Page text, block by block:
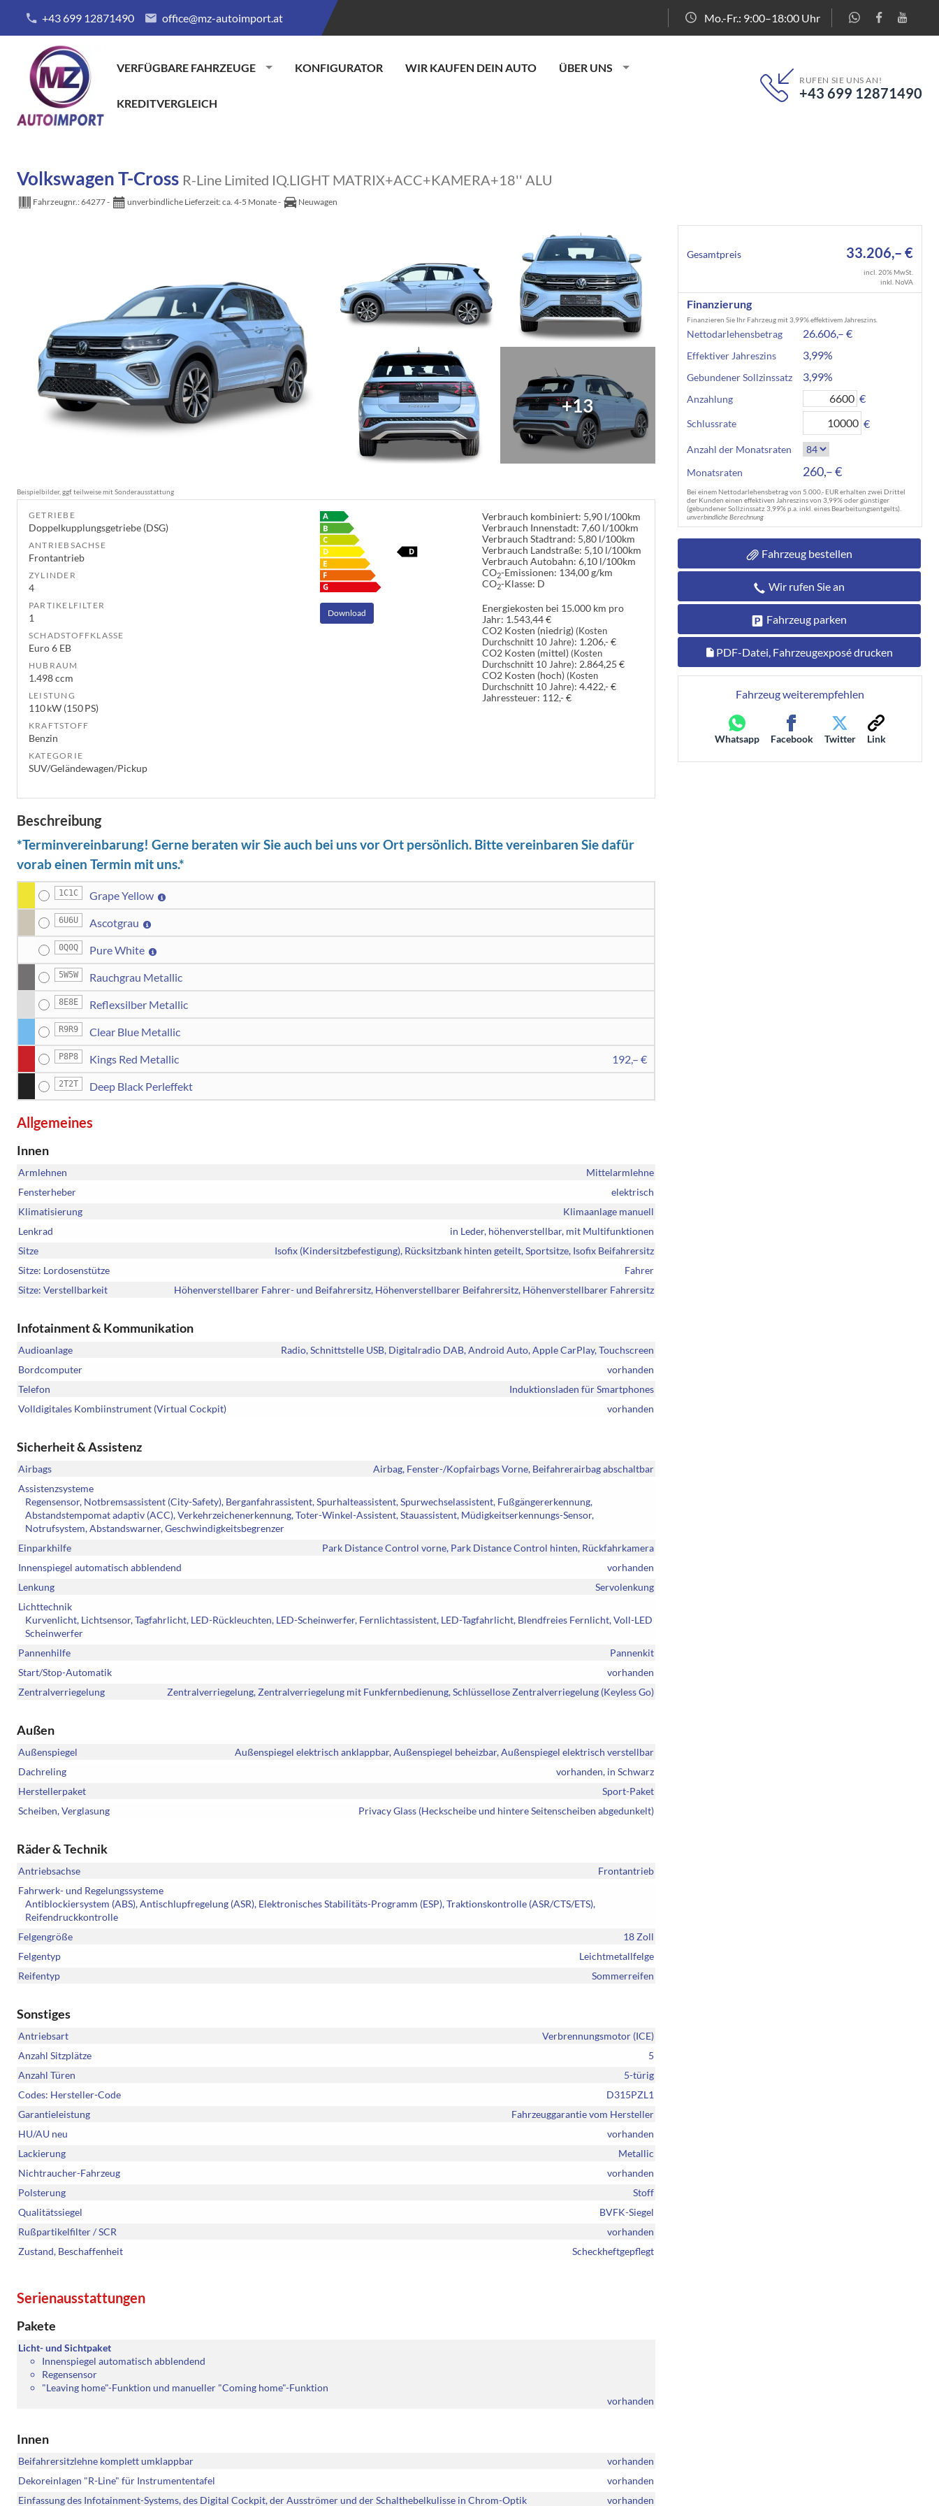
+43 699 12871490 office@mz-autoimport.at Mo.-Fr.: 9:00–18:00 Uhr
VERFÜGBARE FAHRZEUGE KONFIGURATOR WIR KAUFEN DEIN AUTO ÜBER UNS
KREDITVERGLEICH
RUFEN SIE UNS AN!
+43 699 12871490
Volkswagen T-Cross R-Line Limited IQ.LIGHT MATRIX+ACC+KAMERA+18'' ALU
Fahrzeugnr.:64277 unverbindliche Lieferzeit: ca. 4-5 Monate Neuwagen
Gesamtpreis 33.206,– €
incl. 20% MwSt.
inkl. NoVA
Finanzierung
Finanzieren Sie Ihr Fahrzeug mit 3,99% effektivem Jahreszins.
Nettodarlehensbetrag 26.606,– €
Effektiver Jahreszins 3,99%
Gebundener Sollzinssatz 3,99%
Anzahlung €
Schlussrate €
Anzahl der Monatsraten
Monatsraten
260,– €
Bei einem Nettodarlehensbetrag von 5.000,- EUR erhalten zwei Drittel
der Kunden einen effektiven Jahreszins von 3,99% oder günstiger
(gebundener Sollzinssatz 3,99% p.a. inkl. eines Bearbeitungsentgelts).
unverbindliche Berechnung
Fahrzeug bestellen
Wir rufen Sie an
Fahrzeug parken
PDF-Datei, Fahrzeugexposé drucken
Fahrzeug weiterempfehlen
Whatsapp Facebook Twitter Link
+13
Beispielbilder, ggf. teilweise mit Sonderausstattung
GETRIEBE
Doppelkupplungsgetriebe (DSG)
ANTRIEBSACHSE
Frontantrieb
ZYLINDER
4
PARTIKELFILTER
1
SCHADSTOFFKLASSE
Euro 6 EB
HUBRAUM
1.498 ccm
LEISTUNG
110 kW (150 PS)
KRAFTSTOFF
Benzin
KATEGORIE
SUV/Geländewagen/Pickup
Verbrauch kombiniert: 5,90 l/100km
Verbrauch Innenstadt: 7,60 l/100km
Verbrauch Stadtrand: 5,80 l/100km
Verbrauch Landstraße: 5,10 l/100km
Verbrauch Autobahn: 6,10 l/100km
CO2-Emissionen: 134,00 g/km
CO2-Klasse: D
Download
Energiekosten bei 15.000 km pro
Jahr: 1.543,44 €
CO2 Kosten (niedrig) (Kosten
Durchschnitt 10 Jahre): 1.206,- €
CO2 Kosten (mittel) (Kosten
Durchschnitt 10 Jahre): 2.864,25 €
CO2 Kosten (hoch) (Kosten
Durchschnitt 10 Jahre): 4.422,- €
Jahressteuer: 112,- €
Beschreibung
*Terminvereinbarung! Gerne beraten wir Sie auch bei uns vor Ort persönlich. Bitte vereinbaren Sie dafür
vorab einen Termin mit uns.*
1C1C Grape Yellow
6U6U Ascotgrau
0Q0Q Pure White
5W5W Rauchgrau Metallic
8E8E Reflexsilber Metallic
R9R9 Clear Blue Metallic
P8P8 Kings Red Metallic 192,– €
2T2T Deep Black Perleffekt
Allgemeines
Innen
Armlehnen
Mittelarmlehne
Fensterheber
elektrisch
Klimatisierung
Klimaanlage manuell
Lenkrad
in Leder, höhenverstellbar, mit Multifunktionen
Sitze
Isofix (Kindersitzbefestigung), Rücksitzbank hinten geteilt, Sportsitze, Isofix Beifahrersitz
Sitze: Lordosenstütze
Fahrer
Sitze: Verstellbarkeit
Höhenverstellbarer Fahrer- und Beifahrersitz, Höhenverstellbarer Beifahrersitz, Höhenverstellbarer Fahrersitz
Infotainment & Kommunikation
Audioanlage
Radio, Schnittstelle USB, Digitalradio DAB, Android Auto, Apple CarPlay, Touchscreen
Bordcomputer
vorhanden
Telefon
Induktionsladen für Smartphones
Volldigitales Kombiinstrument (Virtual Cockpit)
vorhanden
Sicherheit & Assistenz
Airbags
Airbag, Fenster-/Kopfairbags Vorne, Beifahrerairbag abschaltbar
Assistenzsysteme
Regensensor, Notbremsassistent (City-Safety), Berganfahrassistent, Spurhalteassistent, Spurwechselassistent, Fußgängererkennung,
Abstandstempomat adaptiv (ACC), Verkehrzeichenerkennung, Toter-Winkel-Assistent, Stauassistent, Müdigkeitserkennungs-Sensor,
Notrufsystem, Abstandswarner, Geschwindigkeitsbegrenzer
Einparkhilfe
Park Distance Control vorne, Park Distance Control hinten, Rückfahrkamera
Innenspiegel automatisch abblendend
vorhanden
Lenkung
Servolenkung
Lichttechnik
Kurvenlicht, Lichtsensor, Tagfahrlicht, LED-Rückleuchten, LED-Scheinwerfer, Fernlichtassistent, LED-Tagfahrlicht, Blendfreies Fernlicht, Voll-LED
Scheinwerfer
Pannenhilfe
Pannenkit
Start/Stop-Automatik
vorhanden
Zentralverriegelung
Zentralverriegelung, Zentralverriegelung mit Funkfernbedienung, Schlüssellose Zentralverriegelung (Keyless Go)
Außen
Außenspiegel
Außenspiegel elektrisch anklappbar, Außenspiegel beheizbar, Außenspiegel elektrisch verstellbar
Dachreling
vorhanden, in Schwarz
Herstellerpaket
Sport-Paket
Scheiben, Verglasung
Privacy Glass (Heckscheibe und hintere Seitenscheiben abgedunkelt)
Räder & Technik
Antriebsachse
Frontantrieb
Fahrwerk- und Regelungssysteme
Antiblockiersystem (ABS), Antischlupfregelung (ASR), Elektronisches Stabilitäts-Programm (ESP), Traktionskontrolle (ASR/CTS/ETS),
Reifendruckkontrolle
Felgengröße
18 Zoll
Felgentyp
Leichtmetallfelge
Reifentyp
Sommerreifen
Sonstiges
Antriebsart
Verbrennungsmotor (ICE)
Anzahl Sitzplätze
5
Anzahl Türen
5-türig
Codes: Hersteller-Code
D315PZL1
Garantieleistung
Fahrzeuggarantie vom Hersteller
HU/AU neu
vorhanden
Lackierung
Metallic
Nichtraucher-Fahrzeug
vorhanden
Polsterung
Stoff
Qualitätssiegel
BVFK-Siegel
Rußpartikelfilter / SCR
vorhanden
Zustand, Beschaffenheit
Scheckheftgepflegt
Serienausstattungen
Pakete
Licht- und Sichtpaket
Innenspiegel automatisch abblendend
Regensensor
"Leaving home"-Funktion und manueller "Coming home"-Funktion
vorhanden
Innen
Beifahrersitzlehne komplett umklappbar
vorhanden
Dekoreinlagen "R-Line" für Instrumententafel
vorhanden
Einfassung des Infotainment-Systems, des Digital Cockpit, der Ausströmer und der Schalthebelkulisse in Chrom-Optik
vorhanden